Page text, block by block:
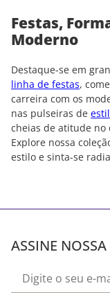
Festas,
Moderno
Destaque-se em
linha de festas,
carreira com os
nas pulseiras de
cheias de atitude no
Explore nossa
estilo e sinta-se
ASSINE